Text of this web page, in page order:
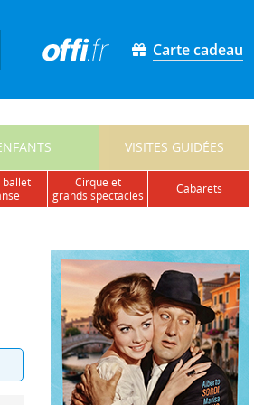
Carte cadeau
VISITES GUIDÉES
ballet
cirque et
grands spectacles
cabarets